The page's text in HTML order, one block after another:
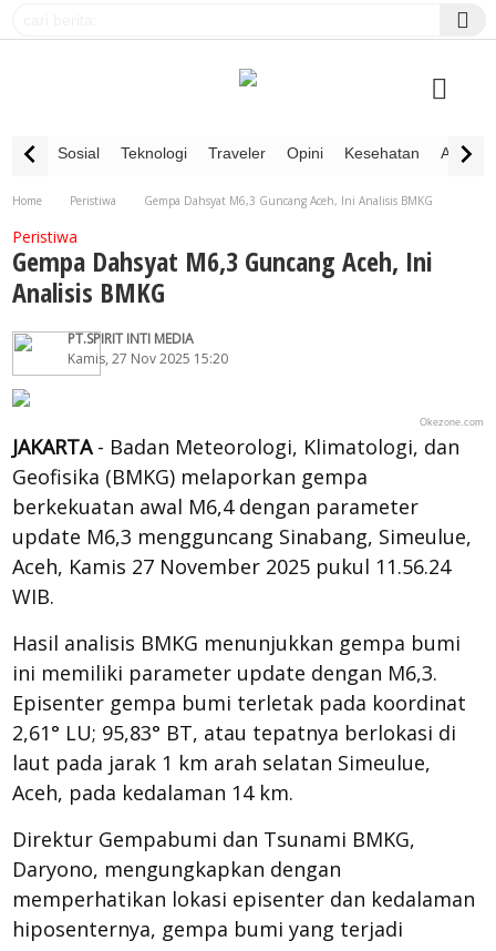
Sosial Teknologi Traveler Opini Kesehatan
Home Peristiwa Gempa Dahsyat M6,3 Guncang Aceh, Ini Analisis BMKG
Peristiwa
Gempa Dahsyat M6,3 Guncang Aceh, Ini
Analisis BMKG
PT.SPIRIT INTI MEDIA
Kamis, 27 Nov 2025 15:20
Okezone.com
JAKARTA- Badan Meteorologi, Klimatologi, dan
Geofisika (BMKG) melaporkan gempa
berkekuatan awal M6,4 dengan parameter
update M6,3 mengguncang Sinabang, Simeulue,
Aceh, Kamis 27 November 2025 pukul 11.56.24
WIB.
Hasil analisis BMKG menunjukkan gempa bumi
ini memiliki parameter update dengan M6,3.
Episenter gempa bumi terletak pada koordinat
2,61° LU; 95,83° BT, atau tepatnya berlokasi di
laut pada jarak 1 km arah selatan Simeulue,
Aceh, pada kedalaman 14 km.
Direktur Gempabumi dan Tsunami BMKG,
Daryono, mengungkapkan dengan
memperhatikan lokasi episenter dan kedalaman
hiposenternya, gempa bumi yang terjadi